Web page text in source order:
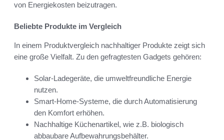
von Energiekosten beizutragen.
Beliebte Produkte im Vergleich
In einem Produktvergleich nachhaltiger Produkte zeigt sich
eine große Vielfalt. Zu den gefragtesten Gadgets gehören:
Solar-Ladegeräte, die umweltfreundliche Energie
nutzen.
Smart-Home-Systeme, die durch Automatisierung
den Komfort erhöhen.
Nachhaltige Küchenartikel, wie z.B. biologisch
abbaubare Aufbewahrungsbehälter.